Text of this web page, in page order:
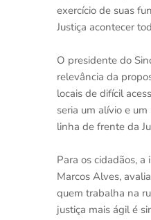
exercício de suas
Justiça acontecer
O presidente do
relevância da
locais de difícil
seria um alívio e
linha de frente da
Para os cidadãos,
Marcos Alves,
quem trabalha na
justiça mais ágil é